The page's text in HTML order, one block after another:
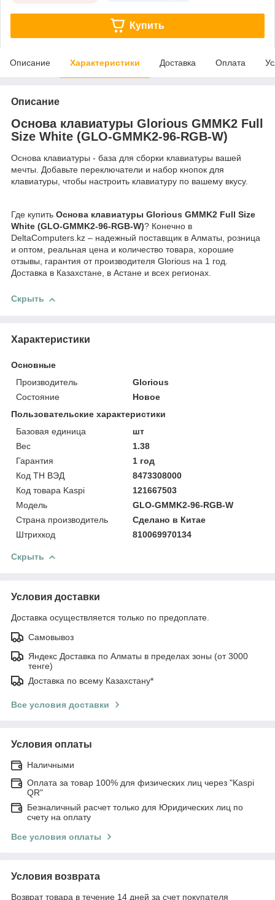
Купить
Описание Характеристики Доставка Оплата
Описание
Основа клавиатуры Glorious GMMK2 Full
Size White (GLO-GMMK2-96-RGB-W)
Основа клавиатуры - база для сборки клавиатуры вашей
мечты. Добавьте переключатели и набор кнопок для
клавиатуры, чтобы настроить клавиатуру по вашему вкусу.
Где купить Основа клавиатуры Glorious GMMK2 Full Size
White (GLO-GMMK2-96-RGB-W)? Конечно в
DeltaComputers.kz – надежный поставщик в Алматы, розница
и оптом, реальная цена и количество товара, хорошие
отзывы, гарантия от производителя Glorious на 1 год.
Доставка в Казахстане, в Астане и всех регионах.
Скрыть
Характеристики
Основные
Производитель
Glorious
Состояние
Новое
Пользовательские характеристики
Базовая единица
шт
Вес
1.38
Гарантия
1 год
Код ТН ВЭД
8473308000
Код товара Kaspi
121667503
Модель
GLO-GMMK2-96-RGB-W
Страна производитель
Сделано в Китае
Штрихкод
810069970134
Скрыть
Условия доставки
Доставка осуществляется только по предоплате.
Самовывоз
Яндекс Доставка по Алматы в пределах зоны (от 3000
тенге)
Доставка по всему Казахстану*
Все условия доставки
Условия оплаты
Наличными
Оплата за товар 100% для физических лиц через "Kaspi
QR"
Безналичный расчет только для Юридических лиц по
счету на оплату
Все условия оплаты
Условия возврата
Возврат товара в течение 14 дней за счет покупателя